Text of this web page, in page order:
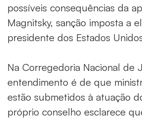
possíveis consequências da
Magnitsky, sanção imposta a
presidente dos Estados
Na Corregedoria Nacional de
entendimento é de que
estão submetidos à atuação
próprio conselho esclarece